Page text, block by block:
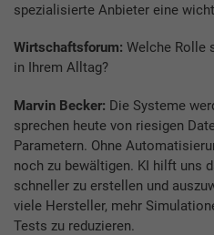
spezialisierte Anbieter eine
Wirtschaftsforum: Welche Rolle
in Ihrem Alltag?
Marvin Becker: Die Systeme
sprechen heute von riesigen
Parametern. Ohne
noch zu bewältigen. KI hilft uns
schneller zu erstellen und
viele Hersteller, mehr
Tests zu reduzieren.